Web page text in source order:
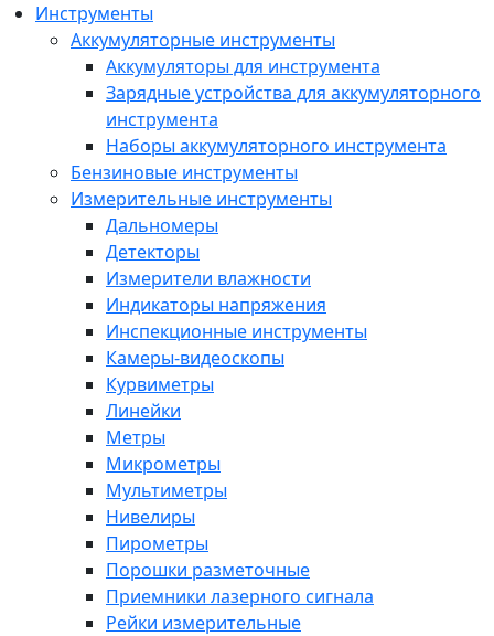
Инструменты
Аккумуляторные инструменты
Аккумуляторы для инструмента
Зарядные устройства для аккумуляторного
инструмента
Наборы аккумуляторного инструмента
Бензиновые инструменты
Измерительные инструменты
Дальномеры
Детекторы
Измерители влажности
Индикаторы напряжения
Инспекционные инструменты
Камеры-видеоскопы
Курвиметры
Линейки
Метры
Микрометры
Мультиметры
Нивелиры
Пирометры
Порошки разметочные
Приемники лазерного сигнала
Рейки измерительные